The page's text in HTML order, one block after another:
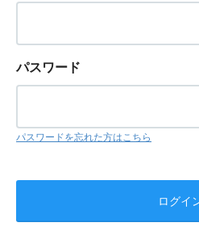
パスワード
パスワードを忘れた方はこちら